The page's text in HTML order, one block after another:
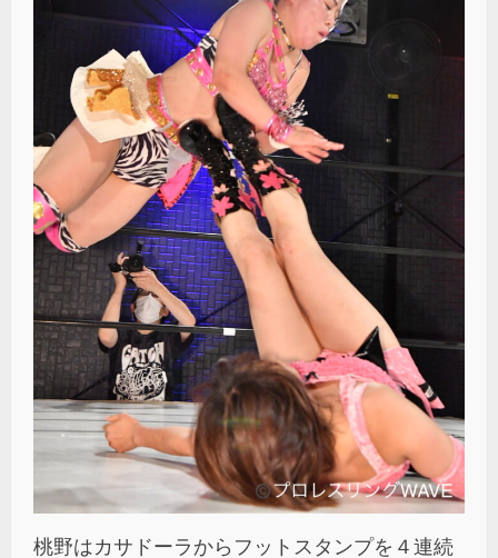
桃野はカサドーラからフットスタンプを４連続